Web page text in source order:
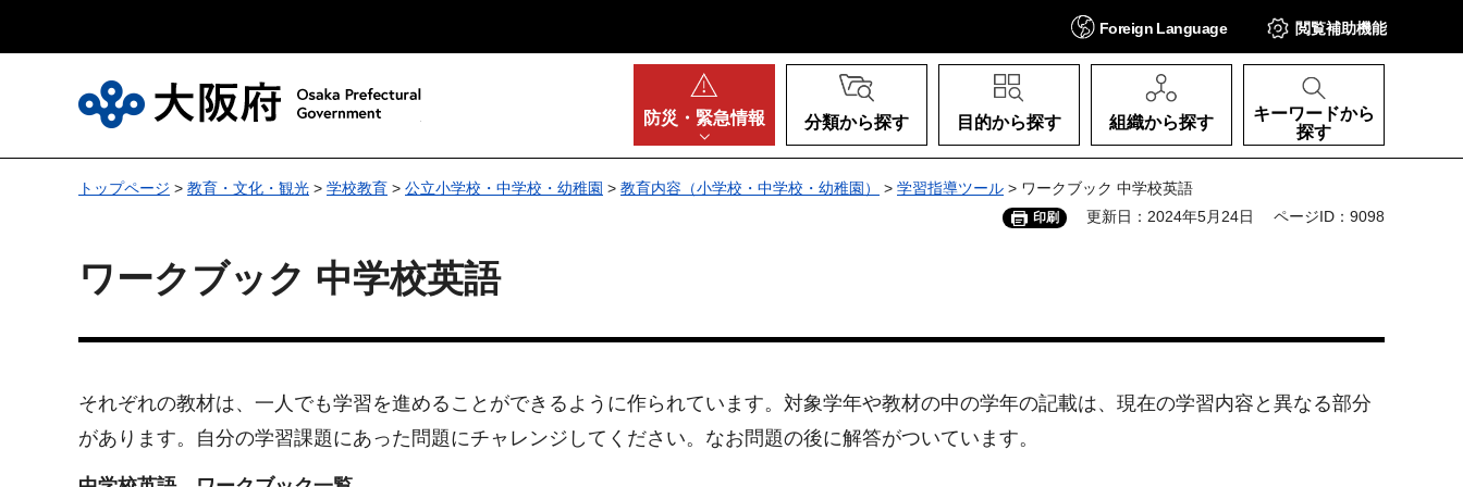
Foreign Language 閲覧補助機能
防災・ 緊急情報 分類から探す 目的から探す 組織から探す
キーワードから
探す
トップページ > 教育・文化・観光 > 学校教育 > 公立小学校・中学校・幼稚園 > 教育内容（小学校・中学校・幼稚園） > 学習指導ツール > ワークブック 中学校英語
印刷 更新日：2024年5月24日 ページID：9098
ワークブック 中学校英語
それぞれの教材は、一人でも学習を進めることができるように作られています。対象学年や教材の中の学年の記載は、現在の学習内容と異なる部分
があります。自分の学習課題にあった問題にチャレンジしてください。なお問題の後に解答がついています。